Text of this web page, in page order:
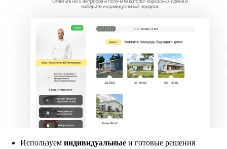
Используем индивидуальные и готовые решения